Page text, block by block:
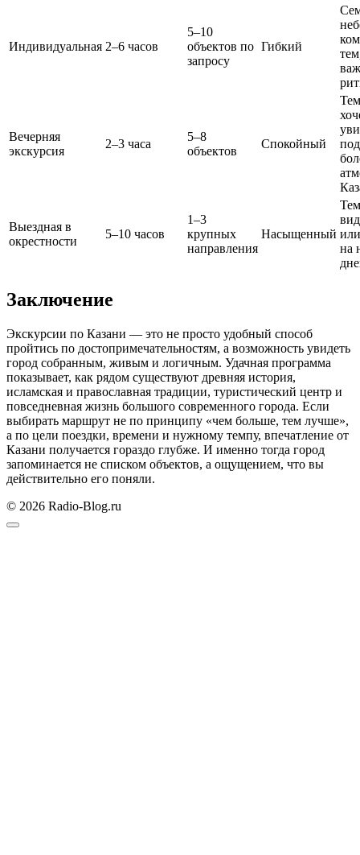
Индивидуальная 2–6 часов
5–10
объектов по
запросу
Гибкий
Вечерняя
экскурсия
2–3 часа
5–8
объектов
Спокойный
Выездная в
окрестности
5–10 часов
1–3
крупных
направления
Насыщенный
на
Заключение
Экскурсии по Казани — это не просто удобный способ
пройтись по достопримечательностям, а возможность увидеть
город собранным, живым и логичным. Удачная программа
показывает, как рядом существуют древняя история,
исламская и православная традиции, туристический центр и
повседневная жизнь большого современного города. Если
выбирать маршрут не по принципу «чем больше, тем лучше»,
а по цели поездки, времени и нужному темпу, впечатление от
Казани получается гораздо глубже. И именно тогда город
запоминается не списком объектов, а ощущением, что вы
действительно его поняли.
© 2026 Radio-Blog.ru